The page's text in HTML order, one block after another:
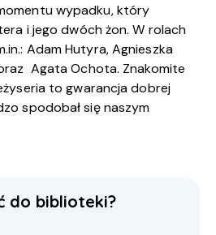
wypadku, który
i jego dwóch żon. W rolach
Adam Hutyra, Agnieszka
Agata Ochota. Znakomite
to gwarancja dobrej
spodobał się naszym
do biblioteki?